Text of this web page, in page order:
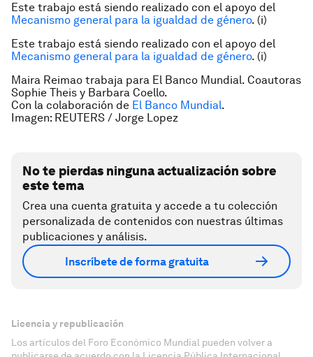
Este trabajo está siendo realizado con el apoyo del
Mecanismo general para la igualdad de género. (i)
Este trabajo está siendo realizado con el apoyo del
Mecanismo general para la igualdad de género. (i)
Maira Reimao trabaja para El Banco Mundial. Coautoras
Sophie Theis y Barbara Coello.
Con la colaboración de El Banco Mundial.
Imagen: REUTERS / Jorge Lopez
No te pierdas ninguna actualización sobre
este tema
Crea una cuenta gratuita y accede a tu colección
personalizada de contenidos con nuestras últimas
publicaciones y análisis.
Inscríbete de forma gratuita
Licencia y republicación
Los artículos del Foro Económico Mundial pueden volver a